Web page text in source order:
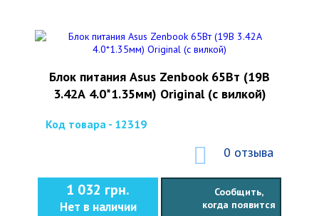
Блок питания Asus Zenbook 65Вт (19В
3.42А 4.0*1.35мм) Original (с вилкой)
Код товара - 12319
0 отзыва
1 032 грн.
Нет в наличии
Сообщить,
когда появится